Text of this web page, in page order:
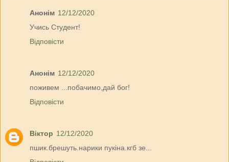
Анонім 12/12/2020
Учись Студент!
Відповісти
Анонім 12/12/2020
поживем ...побачимо,дай бог!
Відповісти
Віктор 12/12/2020
пшик.брешуть.нарики пукіна.кгб зе...